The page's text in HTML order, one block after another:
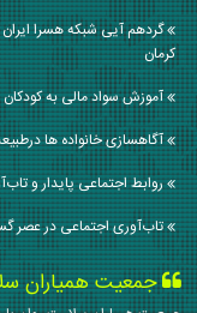
گردهم آیی شبکه هسرا
کرمان
آموزش سواد مالی به کودکان
آگاهسازی خانواده ها
روابط اجتماعی پایدار و
تاب‌آوری اجتماعی در
جمعیت همیاران